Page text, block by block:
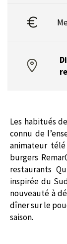
Les habitués
connu de
animateur
burgers
restaurants
inspirée du
nouveauté à
dîner sur le
saison.